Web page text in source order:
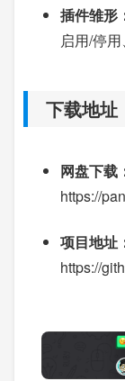
插件雏形
启用/停用
下载地址
网盘下载
https://
项目地址
https://